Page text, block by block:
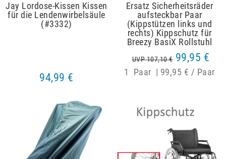
Jay Lordose-Kissen Kissen
für die Lendenwirbelsäule
(#3332)
94,99 €
Ersatz Sicherheitsräder
aufsteckbar Paar
(Kippstützen links und
rechts) Kippschutz für
Breezy BasiX Rollstuhl
UVP 107,10 € 99,95 €
1 Paar | 99,95 € / Paar